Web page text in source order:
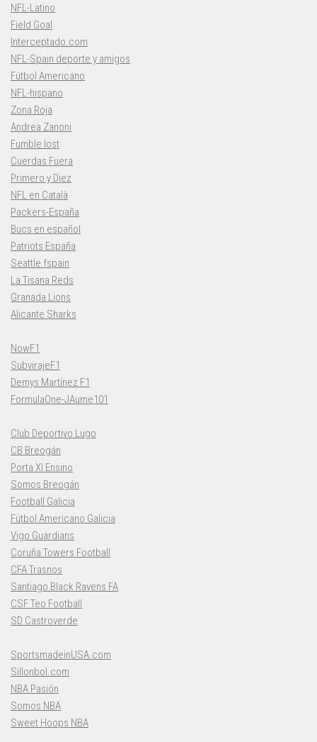
NFL-Latino
Field Goal
Interceptado.com
NFL-Spain deporte y amigos
Fútbol Americano
NFL-hispano
Zona Roja
Andrea Zanoni
Fumble lost
Cuerdas Fuera
Primero y Diez
NFL en Català
Packers-España
Bucs en español
Patriots España
Seattle fspain
La Tisana Reds
Granada Lions
Alicante Sharks
NowF1
SubvirajeF1
Demys Martínez F1
FormulaOne-JAume101
Club Deportivo Lugo
CB Breogán
Porta XI Ensino
Somos Breogán
Football Galicia
Fútbol Americano Galicia
Vigo Guardians
Coruña Towers Football
CFA Trasnos
Santiago Black Ravens FA
CSF Teo Football
SD Castroverde
SportsmadeinUSA.com
Sillonbol.com
NBA Pasión
Somos NBA
Sweet Hoops NBA